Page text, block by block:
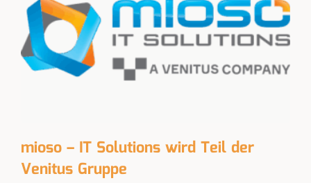
mioso – IT Solutions wird Teil der
Venitus Gruppe